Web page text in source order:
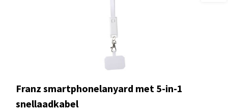
Franz smartphonelanyard met 5-in-1
snellaadkabel